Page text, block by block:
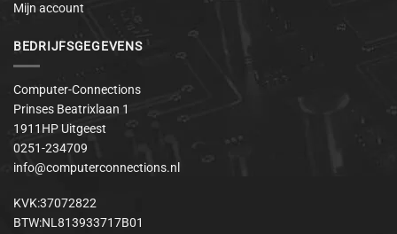
Mijn account
BEDRIJFSGEGEVENS
Computer-Connections
Prinses Beatrixlaan 1
1911HP Uitgeest
0251-234709
info@computerconnections.nl
KVK:37072822
BTW:NL813933717B01